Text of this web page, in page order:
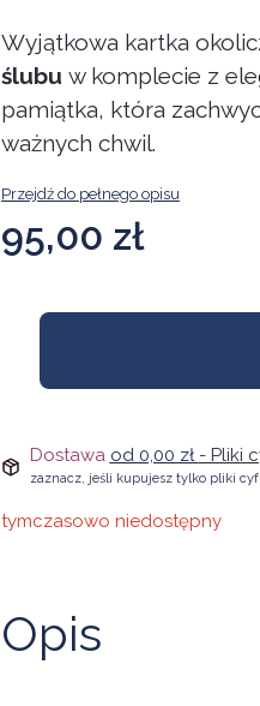
Wyjątkowa kartka
ślubu w komplecie z
pamiątka, która
ważnych chwil.
Przejdź do pełnego opisu
Cena
95,00 zł
Dostawa od 0,00 zł - Pliki
zaznacz, jeśli kupujesz tylko pliki
tymczasowo niedostępny
Opis